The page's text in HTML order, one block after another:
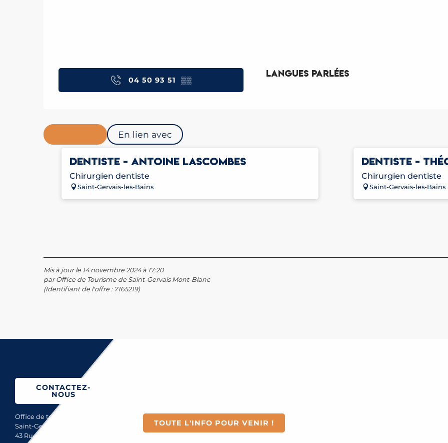
04 50 93 51 ▒▒
Langues parlées
Langues parlées
En lien avec
DENTISTE - ANTOINE LASCOMBES
Chirurgien dentiste
Saint-Gervais-les-Bains
DENTISTE -
Chirurgien dentiste
Saint-Gervais-les-Bains
Mis à jour le 14 novembre 2024 à 17:20
par Office de Tourisme de Saint-Gervais Mont-Blanc
(Identifiant de l'offre : 7165219)
Gervais Mont-Blanc : Glisse, Montagne,
CONTACTEZ-
NOUS
Office de tourisme de
Saint-Gervais Mont-Blanc
43 Rue du Mont-Blanc
TOUTE L'INFO POUR VENIR !